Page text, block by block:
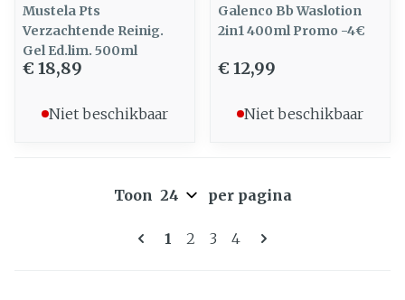
Mustela Pts
Verzachtende Reinig.
Gel Ed.lim. 500ml
€ 18,89
Niet beschikbaar
Galenco Bb Waslotion
2in1 400ml Promo -4€
€ 12,99
Niet beschikbaar
Pagina's
U lees momenteel pagina
1 Pagina
2 Pagina
3 Pagina
4
Toon per pagina